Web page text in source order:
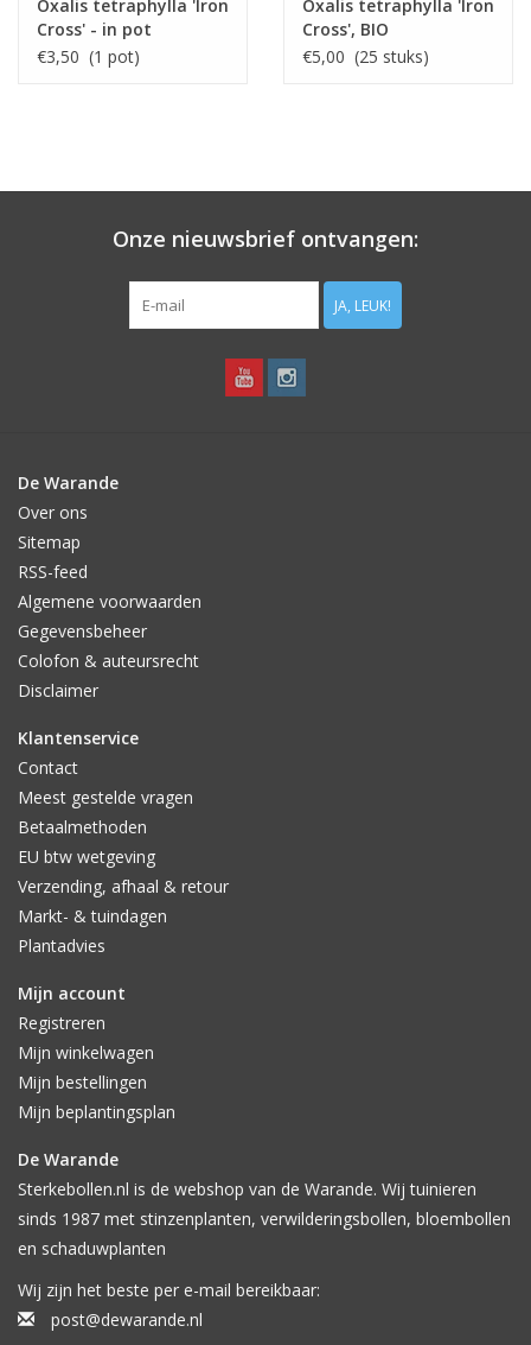
Oxalis tetraphylla 'Iron
Cross' - in pot
€3,50 (1 pot)
Oxalis tetraphylla 'Iron
Cross', BIO
€5,00 (25 stuks)
Onze nieuwsbrief ontvangen:
JA, LEUK!
De Warande
Over ons
Sitemap
RSS-feed
Algemene voorwaarden
Gegevensbeheer
Colofon & auteursrecht
Disclaimer
Klantenservice
Contact
Meest gestelde vragen
Betaalmethoden
EU btw wetgeving
Verzending, afhaal & retour
Markt- & tuindagen
Plantadvies
Mijn account
Registreren
Mijn winkelwagen
Mijn bestellingen
Mijn beplantingsplan
De Warande
Sterkebollen.nl is de webshop van de Warande. Wij tuinieren
sinds 1987 met stinzenplanten, verwilderingsbollen, bloembollen
en schaduwplanten
Wij zijn het beste per e-mail bereikbaar:
post@dewarande.nl